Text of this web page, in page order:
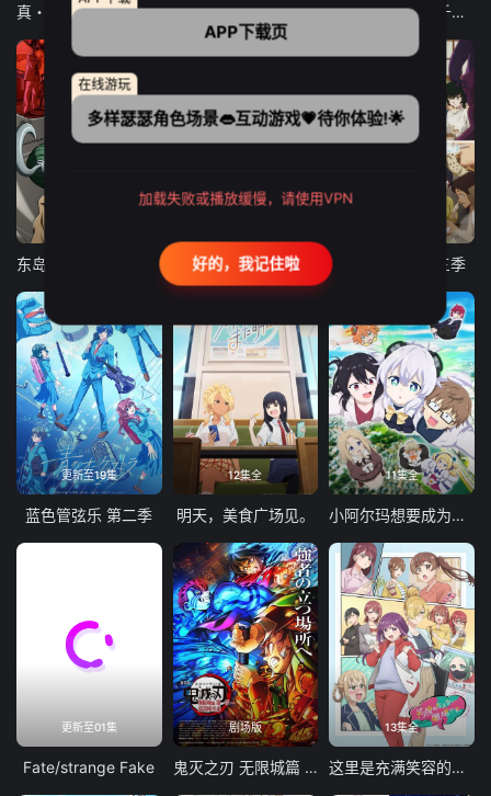
真・进化果 实不知不觉踏上胜利的人生 东京猫猫 NEW～♡ 弹珠汽水瓶里的千岁同学
古诺希亚 致不灭的你 第三季
更新至19集
蓝色管弦乐 第二季
12集全
明天，美食广场见。
11集全
小阿尔玛想要成为家人
更新至01集
Fate/strange Fake
剧场版
鬼灭之刃 无限城篇 第一章 猗窝座再袭
13集全
这里是充满笑容的职场。
APP下载页
在线游玩
多样瑟瑟角色场景👄互动游戏💗待你体验!🌟
加载失败或播放缓慢，请使用VPN
好的，我记住啦